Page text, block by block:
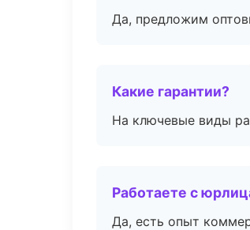
Да, предложим
Какие гарантии?
На ключевые виды
Работаете с
Да, есть опыт